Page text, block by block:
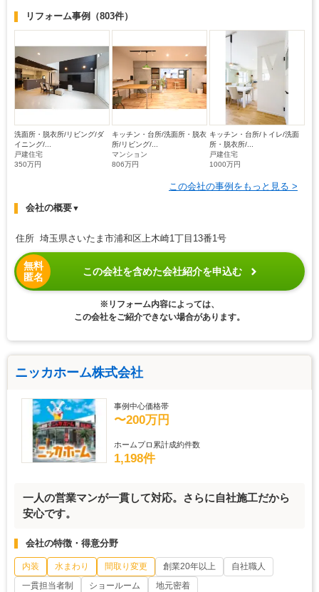
リフォーム事例 （803件）
洗面所・脱衣所/リビング/ダ
イニング/...
戸建住宅
350万円
キッチン・台所/洗面所・脱衣
所/リビング/...
マンション
806万円
キッチン・台所/トイレ/洗面
所・脱衣所/...
戸建住宅
1000万円
この会社の事例をもっと見る >
会社の概要▼
住所 埼玉県さいたま市浦和区上木崎1丁目13番1号
無料
匿名
この会社を含めた会社紹介を申込む
※リフォーム内容によっては、
この会社をご紹介できない場合があります。
ニッカホーム株式会社
事例中心価格帯
〜200万円
ホームプロ累計成約件数
1,198件
一人の営業マンが一貫して対応。さらに自社施工だから
安心です。
会社の特徴・得意分野
内装 水まわり 間取り変更 創業20年以上
自社職人
一貫担当者制
ショールーム 地元密着